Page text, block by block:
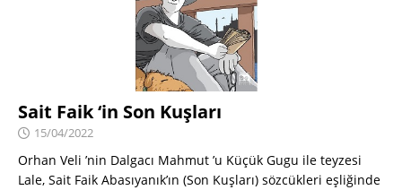
Sait Faik ‘in Son Kuşları
15/04/2022
Orhan Veli ’nin Dalgacı Mahmut ’u Küçük Gugu ile teyzesi
Lale, Sait Faik Abasıyanık’ın (Son Kuşları) sözcükleri eşliğinde